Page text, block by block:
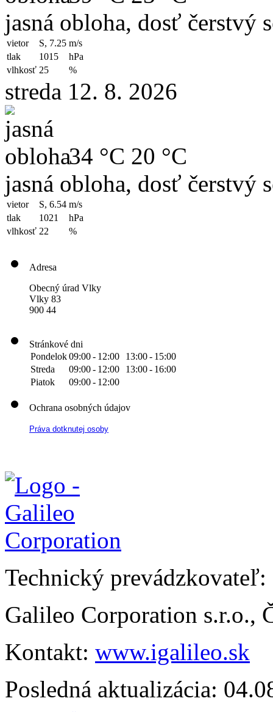
jasná obloha, dosť čerstvý
vietor S, 7.25 m/s
tlak
1015
hPa
vlhkosť 25 %
streda 12. 8. 2026
34 °C 20 °C
jasná obloha, dosť čerstvý
vietor S, 6.54 m/s
tlak
1021
hPa
vlhkosť 22 %
Adresa
Obecný úrad Vlky
Vlky 83
900 44
Stránkové dni
Pondelok09:00- 12:00 13:00- 15:00
Streda
09:00- 12:00 13:00- 16:00
Piatok
09:00- 12:00
Ochrana osobných údajov
Práva dotknutej osoby
Technický prevádzkovateľ:
Galileo Corporation s.r.o.,
Kontakt: www.igalileo.sk
Posledná aktualizácia: